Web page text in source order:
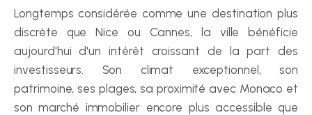
Longtemps considérée comme une destination plus
discrète que Nice ou Cannes, la ville bénéficie
aujourd'hui d'un intérêt croissant de la part des
investisseurs. Son climat exceptionnel, son
patrimoine, ses plages, sa proximité avec Monaco et
son marché immobilier encore plus accessible que